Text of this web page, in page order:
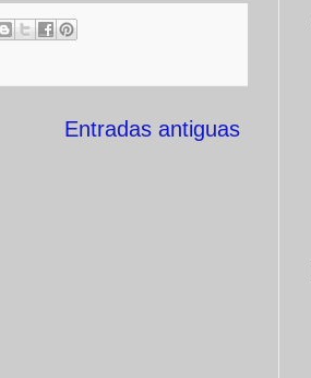
Entradas antiguas